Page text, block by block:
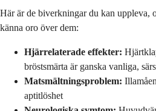
Här är de biverkningar du kan uppleva,
känna oro över dem:
Hjärrelaterade effekter:
bröstsmärta är ganska vanliga,
Matsmältningsproblem:
aptitlöshet